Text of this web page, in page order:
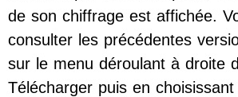
de son chiffrage est affichée.
consulter les précédentes
sur le menu déroulant à droite
Télécharger puis en